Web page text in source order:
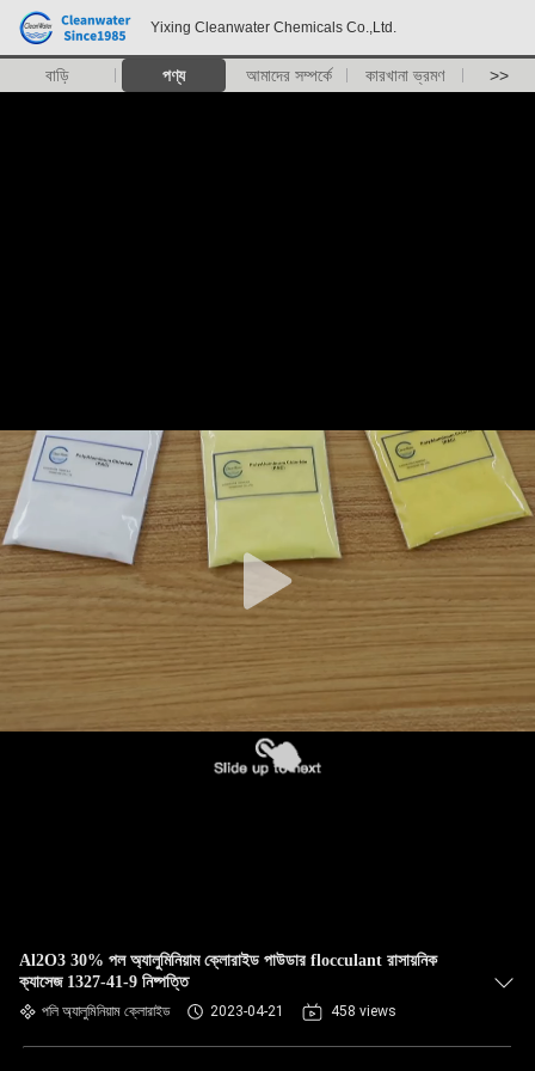
Yixing Cleanwater Chemicals Co.,Ltd.
বাড়ি পণ্য আমাদের সম্পর্কে কারখানা ভ্রমণ >>
Al2O3 30% পল অ্যালুমিনিয়াম ক্লোরাইড পাউডার flocculant রাসায়নিক
ক্যাসেজ 1327-41-9 নিষ্পত্তি
পলি অ্যালুমিনিয়াম ক্লোরাইড 2023-04-21 458 views